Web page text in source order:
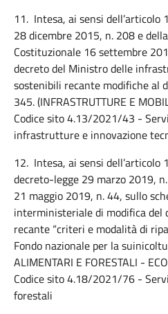
11. Intesa, ai sensi dell’articolo
28 dicembre 2015, n. 208 e
Costituzionale 16 settembre
decreto del Ministro delle
sostenibili recante modifiche al
345. (INFRASTRUTTURE E
Codice sito 4.13/2021/43 -
infrastrutture e innovazione
12. Intesa, ai sensi dell’articolo
decreto-legge 29 marzo 2019,
21 maggio 2019, n. 44, sullo
interministeriale di modifica del
recante “criteri e modalità di
Fondo nazionale per la
ALIMENTARI E FORESTALI -
Codice sito 4.18/2021/76 -
forestali